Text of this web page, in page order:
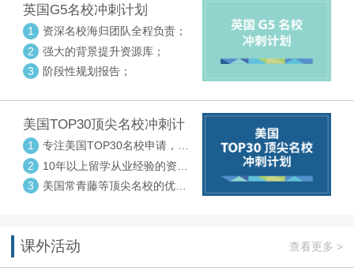
英国G5名校冲刺计划
1
资深名校海归团队全程负责；
2
强大的背景提升资源库；
3
阶段性规划报告；
美国TOP30顶尖名校冲刺计
划
1
专注美国TOP30名校申请，高
度个性化指导
2
10年以上留学从业经验的资深
中方顾问
3
美国常青藤等顶尖名校的优秀
课外活动 查看更多 >